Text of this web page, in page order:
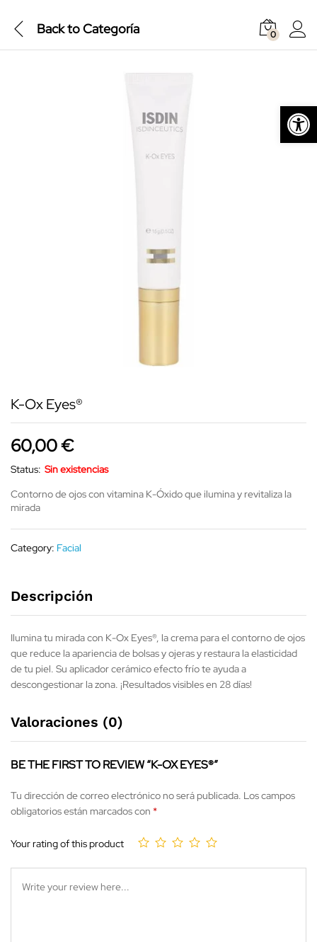
Abrir barra de herramientas
Back toCategoría 0
K-Ox Eyes®
60,00€
Status: Sin existencias
Contorno de ojos con vitamina K-Óxido que ilumina y revitaliza la
mirada
Category: Facial
Descripción
Ilumina tu mirada con K-Ox Eyes®, la crema para el contorno de ojos
que reduce la apariencia de bolsas y ojeras y restaura la elasticidad
de tu piel. Su aplicador cerámico efecto frío te ayuda a
descongestionar la zona. ¡Resultados visibles en 28 días!
Valoraciones (0)
BE THE FIRST TO REVIEW “K-OX EYES®”
Tu dirección de correo electrónico no será publicada. Los campos
obligatorios están marcados con *
Your rating of this product